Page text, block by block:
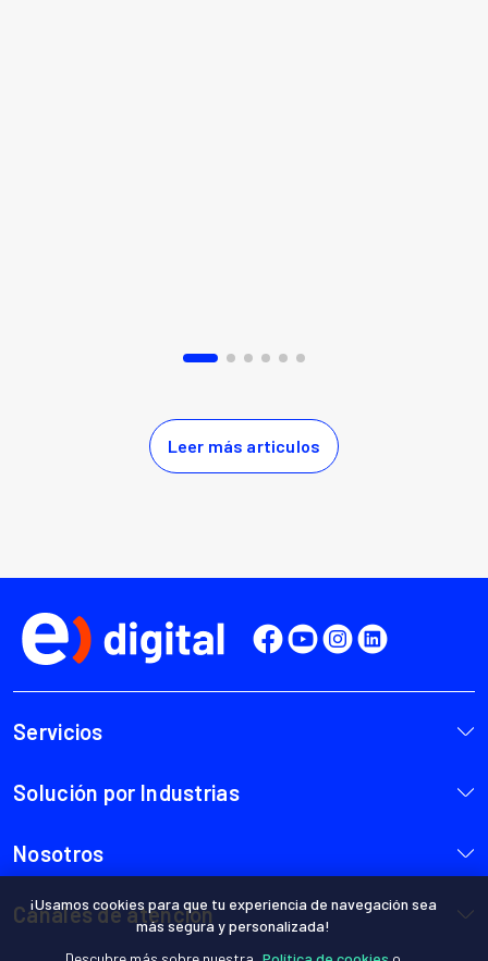
¡Usamos cookies para que tu experiencia de navegación sea
más segura y personalizada!